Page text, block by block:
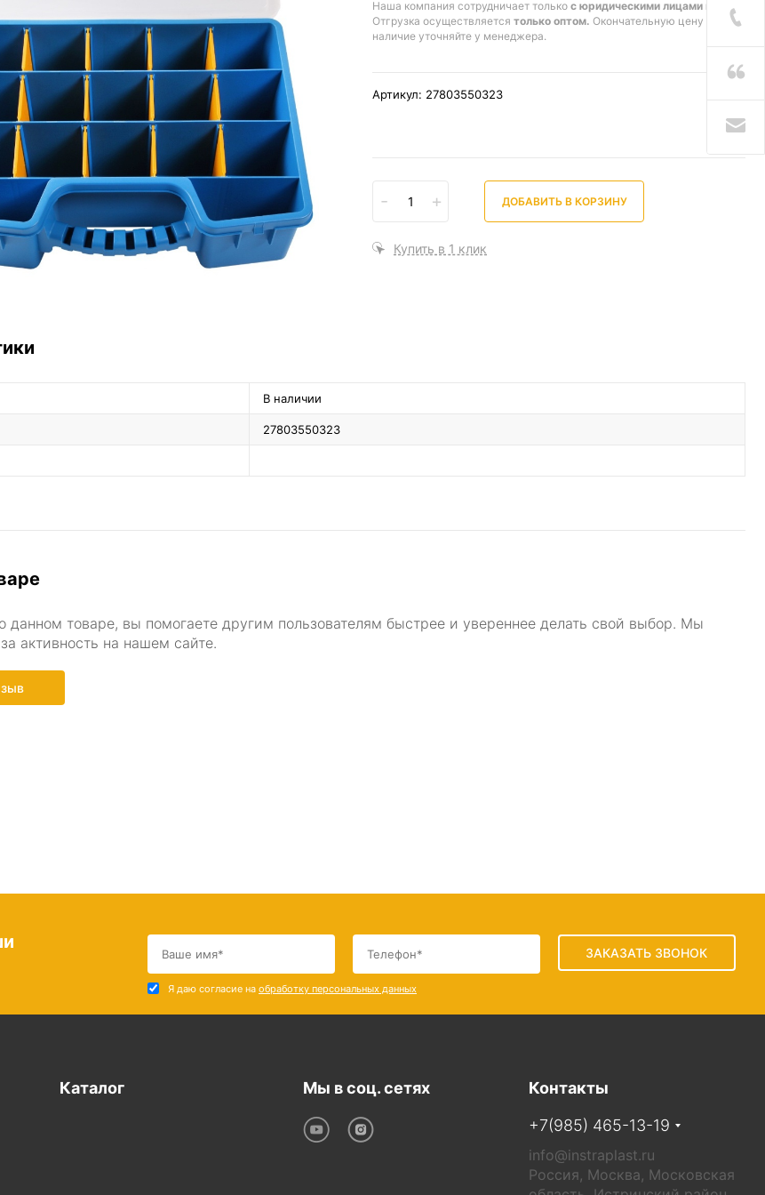
Наша компания сотрудничает только с юридическими лицами и ИП
Отгрузка осуществляется только оптом. Окончательную цену и
наличие уточняйте у менеджера.
Артикул: 27803550323
- + ДОБАВИТЬ В КОРЗИНУ
Купить в 1 клик
В наличии
27803550323
данном товаре, вы помогаете другим пользователям быстрее и увереннее делать свой выбор. Мы
активность на нашем сайте.
ЗАКАЗАТЬ ЗВОНОК
Я даю согласие на обработку персональных данных
Каталог Мы в соц. сетях
Контакты
+7(985) 465-13-19
info@instraplast.ru
Россия, Москва, Московская